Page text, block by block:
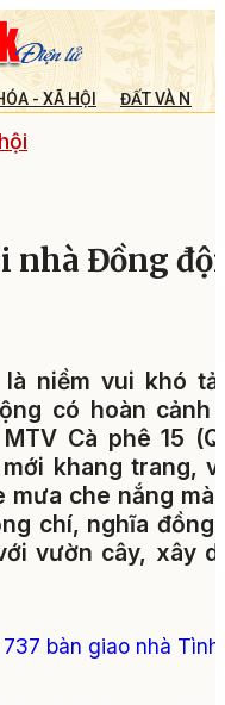
- XÃ HỘI ĐẤT VÀ
nhà Đồng
niềm vui khó
có hoàn cảnh
Cà phê 15
khang trang,
mưa che nắng mà
chí, nghĩa đồng
vườn cây, xây
bàn giao nhà Tình